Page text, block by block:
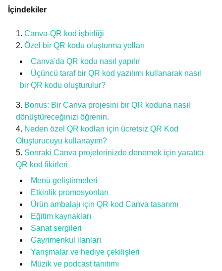
İçindekiler
Canva-QR kod işbirliği
Özel bir QR kodu oluşturma yolları
Canva'da QR kodu nasıl yapılır
Üçüncü taraf bir QR kod yazılımı kullanarak nasıl
bir QR kodu oluşturulur?
Bonus: Bir Canva projesini bir QR koduna nasıl
dönüştüreceğinizi öğrenin.
Neden özel QR kodları için ücretsiz QR Kod
Oluşturucuyu kullanayım?
Sonraki Canva projelerinizde denemek için yaratıcı
QR kod fikirleri
Menü geliştirmeleri
Etkinlik promosyonları
Ürün ambalajı için QR kod Canva tasarımı
Eğitim kaynakları
Sanat sergileri
Gayrimenkul ilanları
Yarışmalar ve hediye çekilişleri
Müzik ve podcast tanıtımı